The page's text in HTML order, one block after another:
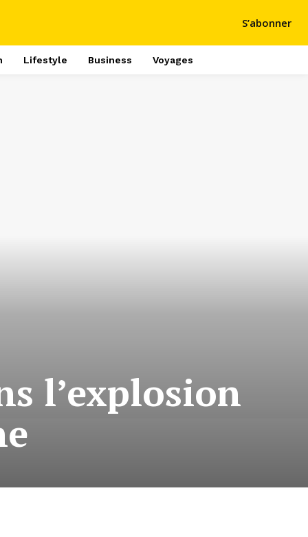
S’abonner
Lifestyle Business Voyages
l’explosion